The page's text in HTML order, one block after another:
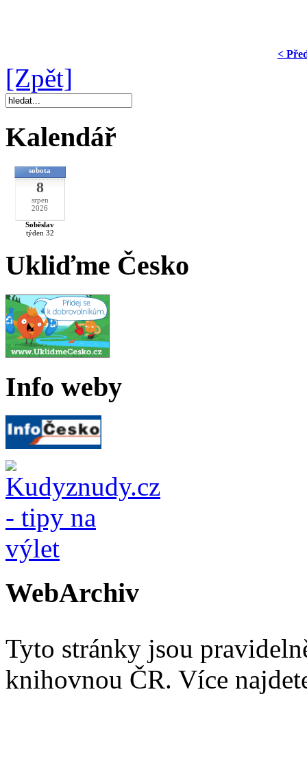
<
[Zpět]
Kalendář
sobota
8
srpen
2026
Soběslav
týden 32
Ukliďme Česko
Info weby
WebArchiv
Tyto stránky jsou
knihovnou ČR. Více